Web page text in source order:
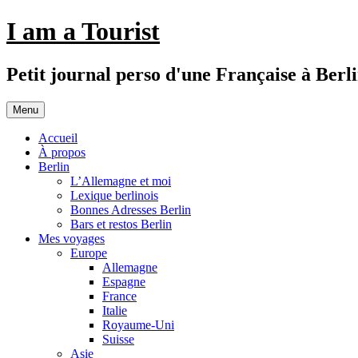
Aller
au
I am a Tourist
Petit journal perso d'une Française à
Menu
Accueil
À propos
Berlin
L’Allemagne et moi
Lexique berlinois
Bonnes Adresses Berlin
Bars et restos Berlin
Mes voyages
Europe
Allemagne
Espagne
France
Italie
Royaume-Uni
Suisse
Asie